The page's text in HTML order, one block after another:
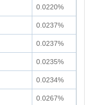
0.0220%
0.0237%
0.0237%
0.0235%
0.0234%
0.0267%